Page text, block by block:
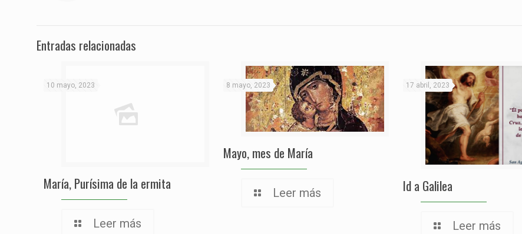
Entradas relacionadas
10 mayo, 2023
María, Purísima de la ermita
Leer más
8 mayo, 2023
Mayo, mes de María
Leer más
17 abril, 2023
Id a Galilea
Leer más